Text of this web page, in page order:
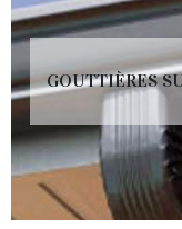
GOUTTIÈRES